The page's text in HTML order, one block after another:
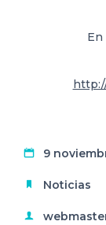
En
9
Noticias